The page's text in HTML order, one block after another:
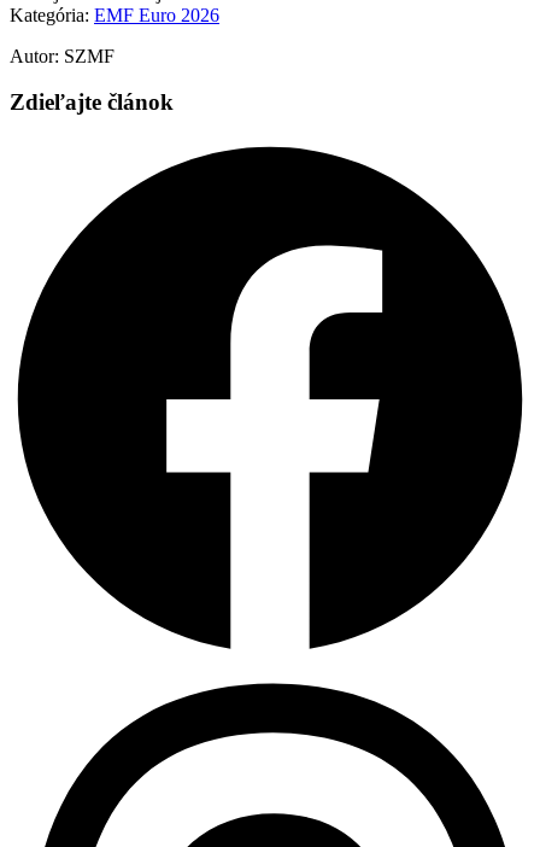
Kategória: EMF Euro 2026
Autor: SZMF
Zdieľajte článok